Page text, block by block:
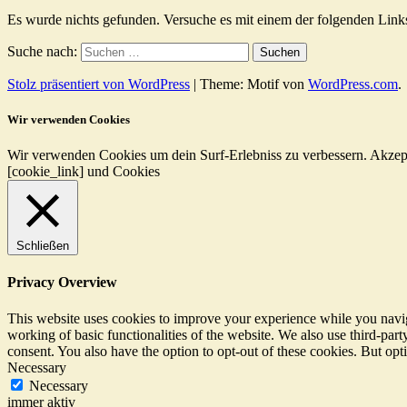
Es wurde nichts gefunden. Versuche es mit einem der folgenden
Suche nach:
Stolz präsentiert von WordPress | Theme: Motif von WordPress.com.
Wir verwenden Cookies
Wir verwenden Cookies um dein Surf-Erlebniss zu verbessern.
[cookie_link] und Cookies
Schließen
Privacy Overview
This website uses cookies to improve your experience while you
working of basic functionalities of the website. We also use third-
consent. You also have the option to opt-out of these cookies. But
Necessary
Necessary
immer aktiv